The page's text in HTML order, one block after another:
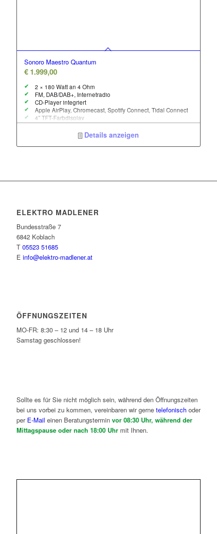
Sonoro Maestro Quantum
€1.999,00
2 × 180 Watt an 4 Ohm
FM, DAB/DAB+, Internetradio
CD-Player integriert
Apple AirPlay, Chromecast, Spotify Connect, Tidal Connect
4″ TFT-Farbdisplay
HDMI eARC
Bidirektionales Bluetooth
Fernbedienung & App-Steuerung
Details anzeigen
ELEKTRO MADLENER
Bundesstraße 7
6842 Koblach
T 05523 51685
E info@elektro-madlener.at
ÖFFNUNGSZEITEN
MO-FR: 8:30 – 12 und 14 – 18 Uhr
Samstag geschlossen!
Sollte es für Sie nicht möglich sein, während den Öffnungszeiten
bei uns vorbei zu kommen, vereinbaren wir gerne telefonischoder
per E-Mail einen Beratungstermin vor 08:30 Uhr, während der
Mittagspause oder nach 18:00 Uhrmit Ihnen.